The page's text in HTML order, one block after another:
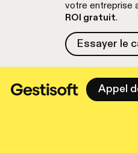
votre entreprise
ROI gratuit.
Essayer le
Essayer le
Appel